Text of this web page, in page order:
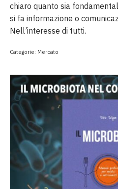
chiaro quanto sia
si fa informazione o
Nell’interesse di tutti.
Categorie: Mercato